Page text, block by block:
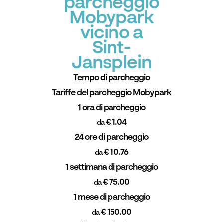
parcheggio
Mobypark
vicino a
Sint-
Jansplein
Tempo di parcheggio
Tariffe del parcheggio Mobypark
1 ora di parcheggio
da€ 1.04
24 ore di parcheggio
da€ 10.76
1 settimana di parcheggio
da€ 75.00
1 mese di parcheggio
da€ 150.00